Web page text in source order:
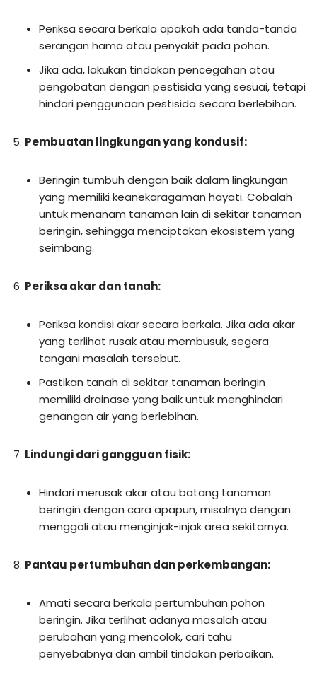
Periksa secara berkala apakah ada tanda-tanda
serangan hama atau penyakit pada pohon.
Jika ada, lakukan tindakan pencegahan atau
pengobatan dengan pestisida yang sesuai, tetapi
hindari penggunaan pestisida secara berlebihan.
Pembuatan lingkungan yang kondusif:
Beringin tumbuh dengan baik dalam lingkungan
yang memiliki keanekaragaman hayati. Cobalah
untuk menanam tanaman lain di sekitar tanaman
beringin, sehingga menciptakan ekosistem yang
seimbang.
Periksa akar dan tanah:
Periksa kondisi akar secara berkala. Jika ada akar
yang terlihat rusak atau membusuk, segera
tangani masalah tersebut.
Pastikan tanah di sekitar tanaman beringin
memiliki drainase yang baik untuk menghindari
genangan air yang berlebihan.
Lindungi dari gangguan fisik:
Hindari merusak akar atau batang tanaman
beringin dengan cara apapun, misalnya dengan
menggali atau menginjak-injak area sekitarnya.
Pantau pertumbuhan dan perkembangan:
Amati secara berkala pertumbuhan pohon
beringin. Jika terlihat adanya masalah atau
perubahan yang mencolok, cari tahu
penyebabnya dan ambil tindakan perbaikan.